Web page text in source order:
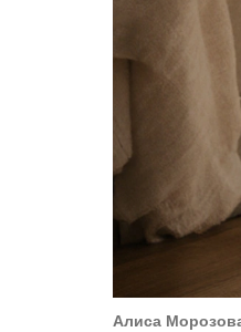
Алиса